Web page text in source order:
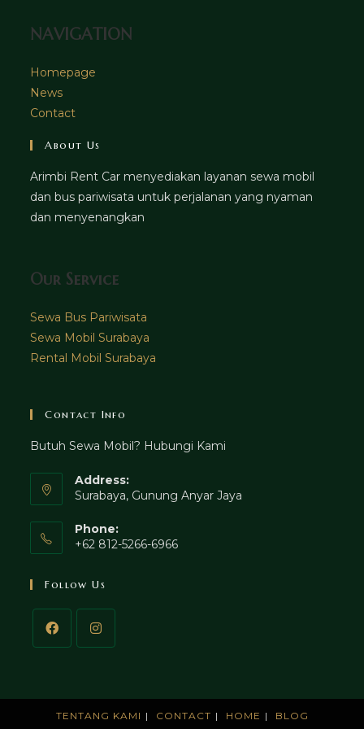
NAVIGATION
Homepage
News
Contact
About Us
Arimbi Rent Car menyediakan layanan sewa mobil
dan bus pariwisata untuk perjalanan yang nyaman
dan menyenangkan
Our Service
Sewa Bus Pariwisata
Sewa Mobil Surabaya
Rental Mobil Surabaya
Contact Info
Butuh Sewa Mobil? Hubungi Kami
Address:
Surabaya, Gunung Anyar Jaya
Phone:
+62 812-5266-6966
Follow Us
TENTANG KAMI CONTACT HOME BLOG